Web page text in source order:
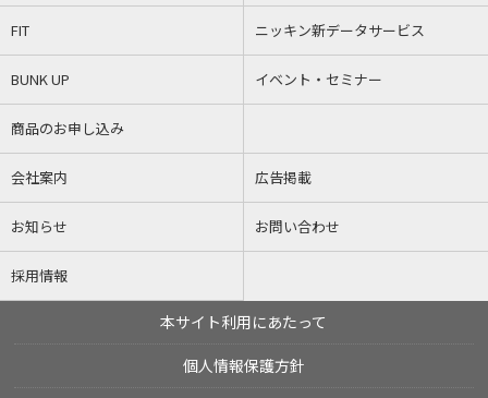
FIT ニッキン新データサービス
BUNK UP イベント・セミナー
商品のお申し込み
会社案内 広告掲載
お知らせ お問い合わせ
採用情報
本サイト利用にあたって
個人情報保護方針